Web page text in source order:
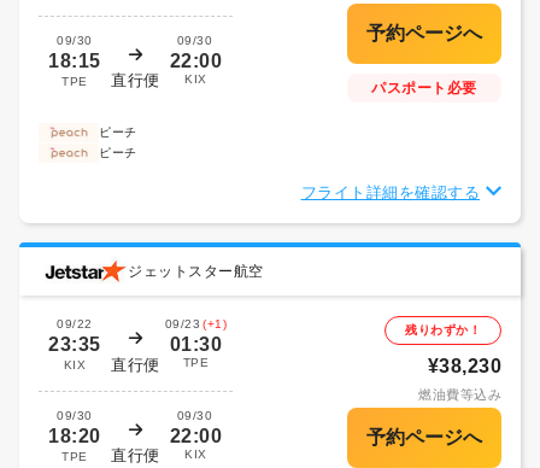
09/30
18:15
TPE 直行便
09/30
22:00
KIX
パスポート必要
ピーチ
ピーチ
フライト詳細を確認する
ジェットスター航空
09/22
23:35
KIX 直行便
09/23 (+1)
01:30
TPE
09/30
18:20
TPE 直行便
09/30
22:00
KIX
残りわずか！
¥38,230
燃油費等込み